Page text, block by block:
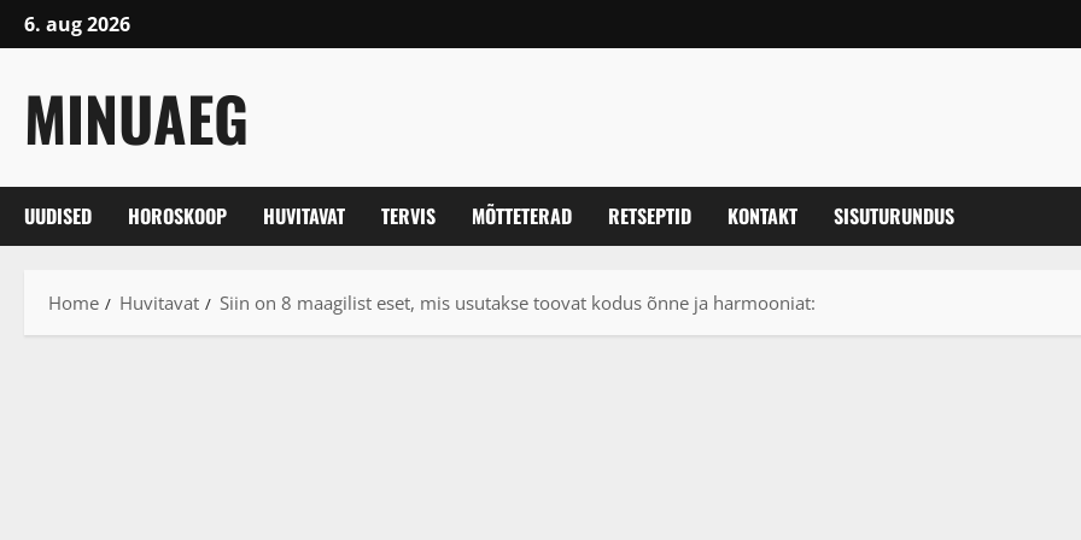
Skip
to
6. aug 2026
MINUAEG
UUDISED HOROSKOOP HUVITAVAT TERVIS MÕTTETERAD RETSEPTID KONTAKT SISUTURUNDUS
Home Huvitavat Siin on 8 maagilist eset, mis usutakse toovat kodus õnne ja harmooniat: